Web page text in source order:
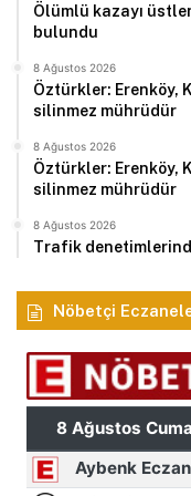
Ölümlü kazayı
bulundu
8 Ağustos 2026
Öztürkler: Erenköy,
silinmez mührüdür
8 Ağustos 2026
Öztürkler: Erenköy,
silinmez mührüdür
8 Ağustos 2026
Trafik
Nöbetçi